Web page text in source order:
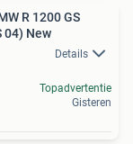
R 1200 GS
04) New
Details
Topadvertentie
Gisteren